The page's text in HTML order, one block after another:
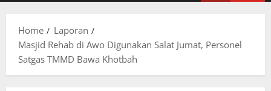
Home
Laporan
Masjid Rehab di Awo Digunakan Salat Jumat, Personel
Satgas TMMD Bawa Khotbah